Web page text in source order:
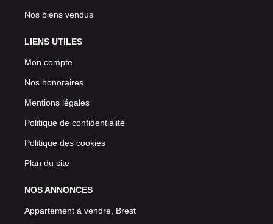
Nos biens vendus
LIENS UTILES
Mon compte
Nos honoraires
Mentions légales
Politique de confidentialité
Politique des cookies
Plan du site
NOS ANNONCES
Appartement à vendre, Brest